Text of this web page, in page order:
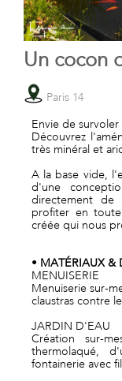
Un cocon
Paris 14
Envie de survoler
Découvrez
très minéral et
A la base vide,
d'une
directement de
profiter en
créée qui nous
• MATÉRIAUX &
MENUISERIE
Menuiserie sur-
claustras contre le
JARDIN D'EAU
Création sur-
thermolaqué,
fontainerie avec